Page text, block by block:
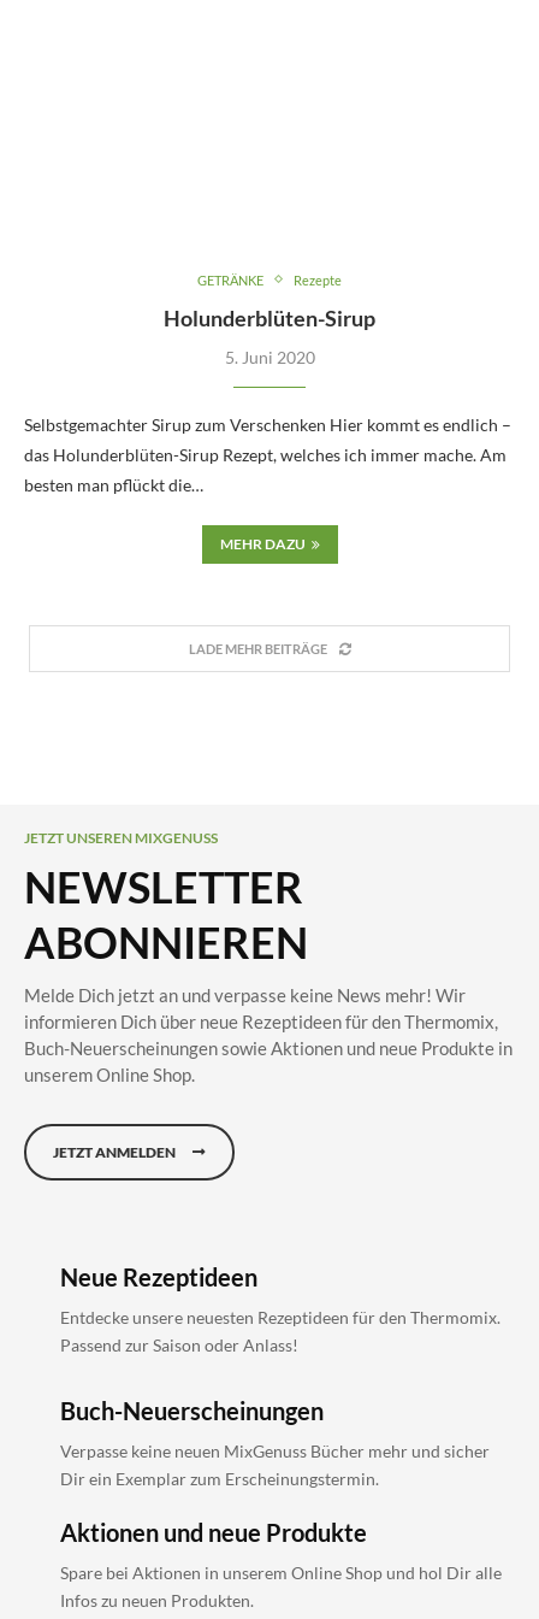
GETRÄNKE Rezepte
Holunderblüten-Sirup
5. Juni 2020
Selbstgemachter Sirup zum Verschenken Hier kommt es endlich –
das Holunderblüten-Sirup Rezept, welches ich immer mache. Am
besten man pflückt die…
MEHR DAZU
LADE MEHR BEITRÄGE
JETZT UNSEREN MIXGENUSS
NEWSLETTER
ABONNIEREN
Melde Dich jetzt an und verpasse keine News mehr! Wir
informieren Dich über neue Rezeptideen für den Thermomix,
Buch-Neuerscheinungen sowie Aktionen und neue Produkte in
unserem Online Shop.
JETZT ANMELDEN
Neue Rezeptideen
Entdecke unsere neuesten Rezeptideen für den Thermomix.
Passend zur Saison oder Anlass!
Buch-Neuerscheinungen
Verpasse keine neuen MixGenuss Bücher mehr und sicher
Dir ein Exemplar zum Erscheinungstermin.
Aktionen und neue Produkte
Spare bei Aktionen in unserem Online Shop und hol Dir alle
Infos zu neuen Produkten.